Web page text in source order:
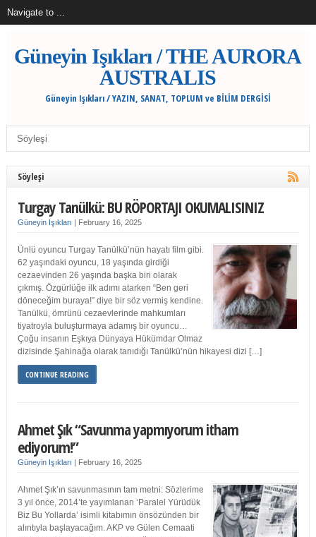
Güneyin Işıkları / THE AURORA
AUSTRALIS
Güneyin Işıkları / YAZIN, SANAT, TOPLUM ve BİLİM DERGİSİ
Söyleşi
Turgay Tanülkü: BU RÖPORTAJI OKUMALISINIZ
Güneyin Işıkları | February 16, 2025
Ünlü oyuncu Turgay Tanülkü’nün hayatı film gibi.
62 yaşındaki oyuncu, 18 yaşında girdiği
cezaevinden 26 yaşında başka biri olarak
çıkmış. Özgürlüğe ilk adımı atarken “Ben geri
döneceğim buraya!” diye bir söz vermiş kendine.
Tanülkü, ömrünü cezaevlerinde mahkumları
tiyatroyla buluşturmaya adamış bir oyuncu…
Çoğu insanın Eşkıya Dünyaya Hükümdar Olmaz
dizisinde Şahinağa olarak tanıdığı Tanülkü’nün hikayesi dizi […]
CONTINUE READING
Ahmet Şık “Savunma yapmıyorum itham
ediyorum!”
Güneyin Işıkları | February 16, 2025
Ahmet Şık’ın savunmasının tam metni: Sözlerime
3 yıl önce, 2014’te yayımlanan ‘Paralel Yürüdük
Biz Bu Yollarda’ isimli kitabımın önsözünden bir
alıntıyla başlayacağım. AKP ve Gülen Cemaati